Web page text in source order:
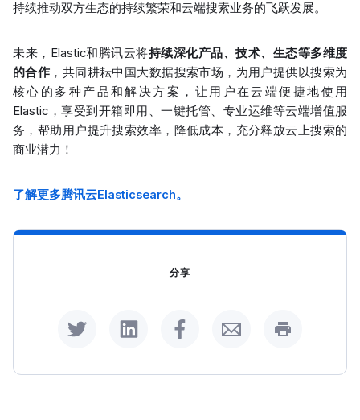
持续推动双方生态的持续繁荣和云端搜索业务的飞跃发展。
未来，Elastic和腾讯云将持续深化产品、技术、生态等多维度
的合作 ，共同耕耘中国大数据搜索市场，为用户提供以搜索为
核心的多种产品和解决方案，让用户在云端便捷地使用
Elastic，享受到开箱即用、一键托管、专业运维等云端增值服
务，帮助用户提升搜索效率，降低成本，充分释放云上搜索的
商业潜力！
了解更多腾讯云Elasticsearch。
分享
Share on TwitterShare on LinkedIn
Share on Facebook
Share by Email
Print this